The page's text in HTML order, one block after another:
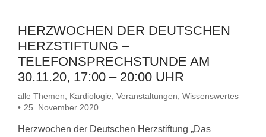
HERZWOCHEN DER DEUTSCHEN
HERZSTIFTUNG –
TELEFONSPRECHSTUNDE AM
30.11.20, 17:00 – 20:00 UHR
alle Themen Kardiologie Veranstaltungen Wissenswertes
25. November 2020
Herzwochen der Deutschen Herzstiftung „Das